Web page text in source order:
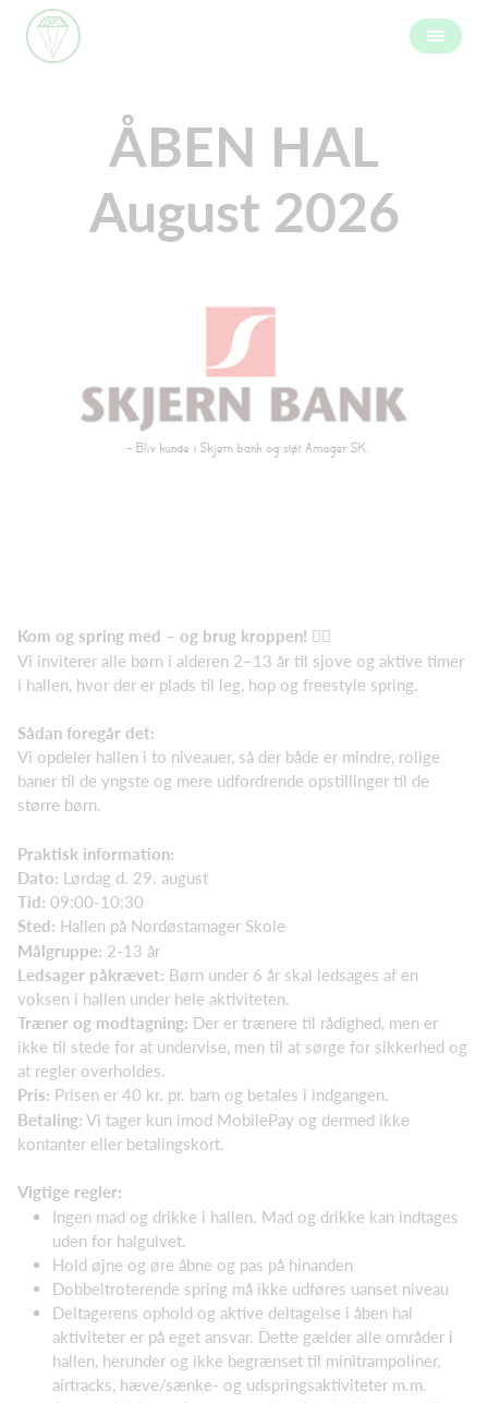
ÅBEN HAL
August 2026
Kom og spring med – og brug kroppen! 🤸‍♂️
Vi inviterer alle børn i alderen 2–13 år til sjove og aktive timer
i hallen, hvor der er plads til leg, hop og freestyle spring.
Sådan foregår det:
Vi opdeler hallen i to niveauer, så der både er mindre, rolige
baner til de yngste og mere udfordrende opstillinger til de
større børn.
Praktisk information:
Dato: Lørdag d. 29. august
Tid: 09:00-10:30
Sted: Hallen på Nordøstamager Skole
Målgruppe: 2-13 år
Ledsager påkrævet: Børn under 6 år skal ledsages af en
voksen i hallen under hele aktiviteten.
Træner og modtagning: Der er trænere til rådighed, men er
ikke til stede for at undervise, men til at sørge for sikkerhed og
at regler overholdes.
Pris: Prisen er 40 kr. pr. barn og betales i indgangen.
Betaling: Vi tager kun imod MobilePay og dermed ikke
kontanter eller betalingskort.
Vigtige regler:
Ingen mad og drikke i hallen. Mad og drikke kan indtages
uden for halgulvet.
Hold øjne og øre åbne og pas på hinanden
Dobbeltroterende spring må ikke udføres uanset niveau
Deltagerens ophold og aktive deltagelse i åben hal
aktiviteter er på eget ansvar. Dette gælder alle områder i
hallen, herunder og ikke begrænset til minitrampoliner,
airtracks, hæve/sænke- og udspringsaktiviteter m.m.